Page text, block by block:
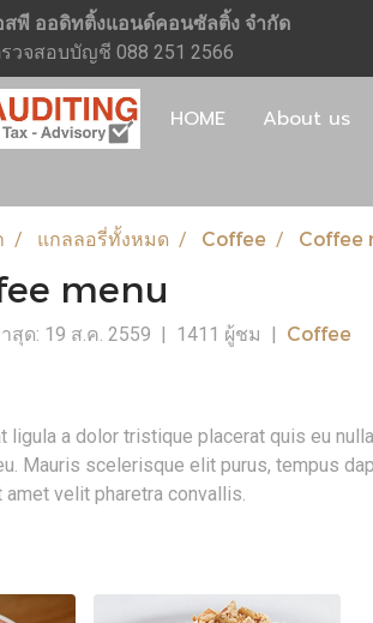
สพี ออดิทติ้งแอนด์คอนซัลติ้ง จำกัด
วจสอบบัญชี 088 251 2566
HOME About us
แกลลอรี่ทั้งหมด Coffee Coffee
menu
สุด: 19 ส.ค. 2559 1411 ผู้ชม Coffee
ligula a dolor tristique placerat quis eu
Mauris scelerisque elit purus, tempus
velit pharetra convallis.